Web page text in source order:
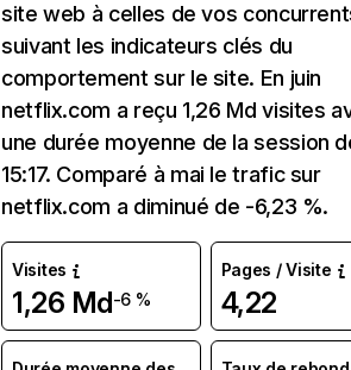
site web à celles de vos
suivant les indicateurs clés du
comportement sur le site. En juin
netflix.com a reçu 1,26 Md visites
une durée moyenne de la session
15:17. Comparé à mai le trafic sur
netflix.com a diminué de -6,23 %.
Visites
1,26 Md-6 %
Pages / Visite
4,22